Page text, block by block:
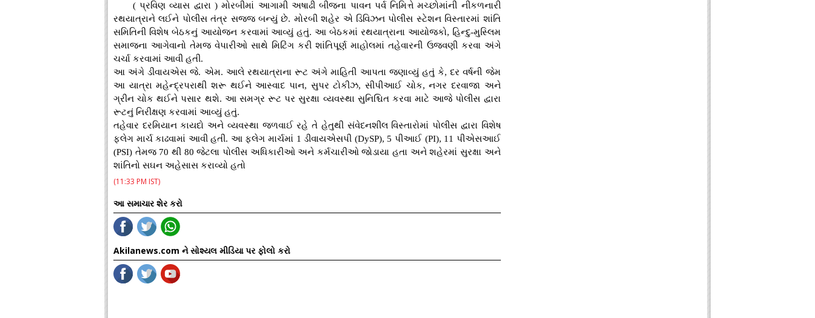
( પ્રવિણ વ્યાસ દ્વારા ) મોરબીમાં આગામી અષાઢી બીજના પાવન પર્વ નિમિત્તે મચ્છોમાંની નીકળનારી
રથયાત્રાને લઈને પોલીસ તંત્ર સજ્જ બન્યું છે. મોરબી શહેર એ ડિવિઝન પોલીસ સ્ટેશન વિસ્તારમાં શાંતિ
સમિતિની વિશેષ બેઠકનું આયોજન કરવામાં આવ્યું હતું. આ બેઠકમાં રથયાત્રાના આયોજકો, હિન્દુ-મુસ્લિમ
સમાજના આગેવાનો તેમજ વેપારીઓ સાથે મિટિંગ કરી શાંતિપૂર્ણ માહોલમાં તહેવારની ઉજવણી કરવા અંગે
ચર્ચા કરવામાં આવી હતી.
આ અંગે ડીવાયએસ જે. એમ. આલે રથયાત્રાના રૂટ અંગે માહિતી આપતા જણાવ્યું હતું કે, દર વર્ષની જેમ
આ યાત્રા મહેન્દ્રપરાથી શરૂ થઈને આસ્વાદ પાન, સુપર ટોકીઝ, સીપીઆઈ ચોક, નગર દરવાજા અને
ગ્રીન ચોક થઈને પસાર થશે. આ સમગ્ર રૂટ પર સુરક્ષા વ્યવસ્થા સુનિશ્ચિત કરવા માટે આજે પોલીસ દ્વારા
રૂટનું નિરીક્ષણ કરવામાં આવ્યું હતું.
તહેવાર દરમિયાન કાયદો અને વ્યવસ્થા જળવાઈ રહે તે હેતુથી સંવેદનશીલ વિસ્તારોમાં પોલીસ દ્વારા વિશેષ
ફ્લેગ માર્ચ કાઢવામાં આવી હતી. આ ફ્લેગ માર્ચમાં 1 ડીવાયએસપી (DySP), 5 પીઆઈ (PI), 11 પીએસઆઈ
(PSI) તેમજ 70 થી 80 જેટલા પોલીસ અધિકારીઓ અને કર્મચારીઓ જોડાયા હતા અને શહેરમાં સુરક્ષા અને
શાંતિનો સઘન અહેસાસ કરાવ્યો હતો
(11:33 PM IST)
આ સમાચાર શેર કરો
Akilanews.com ને સોશ્યલ મીડિયા પર ફોલો કરો